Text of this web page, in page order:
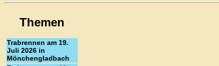
Themen
Trabrennen am 19.
Juli 2026 in
Mönchengladbach